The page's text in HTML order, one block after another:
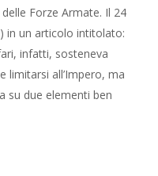
Forze Armate. Il 24
in un articolo intitolato:
infatti, sosteneva
limitarsi all’Impero, ma
su due elementi ben